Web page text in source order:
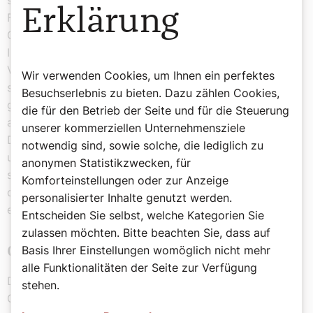
Freilassung aller noch inhaftierten politischen
Gefangenen.Wie „Aid to the Church in Need
International“ berichtet, hat die katholische Kirche in
Venezuela stets ihre Stimme erhoben und ein Ende der
staatlichen Unterdrückungsmaßnahmen und Gewalt
gefordert. Die Situation spitzte sich zu, als das Regime
auf die Kritik der Kirche reagierte. Es folgten
Diffamierungen von Bischöfen, Drohungen an Priester
und ein Abhalten von den Erfüllungen ihrer
seelsorgerischen Pflichten wie Besuche von Häftlingen
durch Maduro-Anhänger. Dies führte dazu, dass sich
einige Priester gezwungen sahen, ins Exil zu gehen.
Gebet für Frieden
Die venezolanische Bischofskonferenz hat die
Gläubigen zum Gebet für Frieden und Einheit im Land
Erklärung
Wir verwenden Cookies, um Ihnen ein perfektes
Besuchserlebnis zu bieten. Dazu zählen Cookies,
die für den Betrieb der Seite und für die Steuerung
unserer kommerziellen Unternehmensziele
notwendig sind, sowie solche, die lediglich zu
anonymen Statistikzwecken, für
Komforteinstellungen oder zur Anzeige
personalisierter Inhalte genutzt werden.
Entscheiden Sie selbst, welche Kategorien Sie
zulassen möchten. Bitte beachten Sie, dass auf
Basis Ihrer Einstellungen womöglich nicht mehr
alle Funktionalitäten der Seite zur Verfügung
stehen.